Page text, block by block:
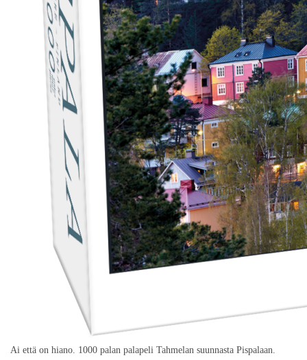
Ai että on hiano. 1000 palan palapeli Tahmelan suunnasta Pispalaan.